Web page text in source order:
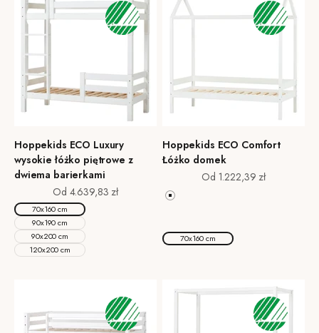
Hoppekids ECO Luxury
wysokie łóżko piętrowe z
dwiema barierkami
Cena promocyjna
Od 4.639,83 zł
70x160 cm
90x190 cm
90x200 cm
120x200 cm
Hoppekids ECO Comfort
Łóżko domek
Cena promocyjna
Od 1.222,39 zł
Biały
Natural
70x160 cm